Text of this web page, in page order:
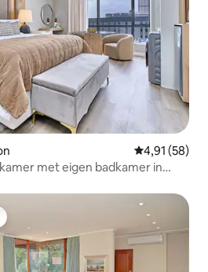
Gemiddelde
4,91 (58)
met eigen badkamer in